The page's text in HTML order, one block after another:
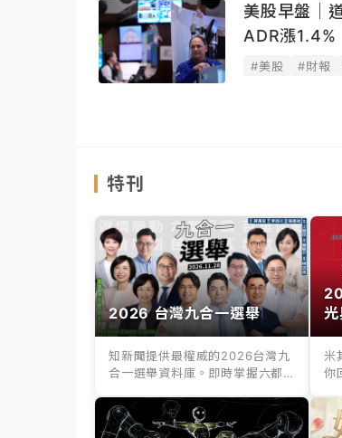
美股早盤｜
ADR漲1.4%
#美股 #財報
特刊
2026 台灣九合一選舉
知新聞提供最權威的2026台灣九
合一選舉資料庫。即時掌握六都
米
你